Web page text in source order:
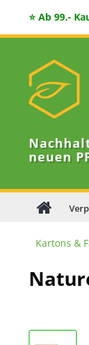
⭐ Ab 99.-
neuen
Kartons &